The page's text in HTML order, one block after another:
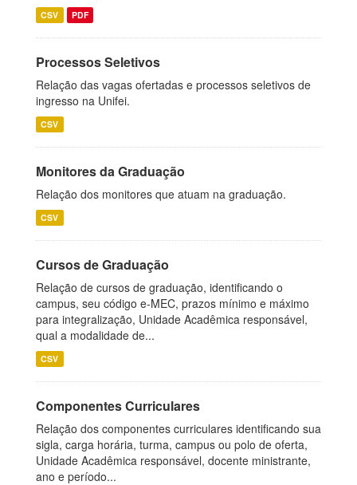
CSV PDF
Processos Seletivos
Relação das vagas ofertadas e processos seletivos de
ingresso na Unifei.
CSV
Monitores da Graduação
Relação dos monitores que atuam na graduação.
CSV
Cursos de Graduação
Relação de cursos de graduação, identificando o
campus, seu código e-MEC, prazos mínimo e máximo
para integralização, Unidade Acadêmica responsável,
qual a modalidade de...
CSV
Componentes Curriculares
Relação dos componentes curriculares identificando sua
sigla, carga horária, turma, campus ou polo de oferta,
Unidade Acadêmica responsável, docente ministrante,
ano e período...